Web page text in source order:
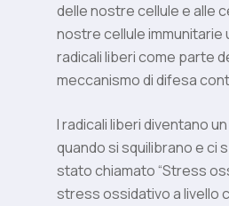
delle nostre cellule e alle
nostre cellule immunitarie
radicali liberi come parte
meccanismo di difesa
I radicali liberi diventano
quando si squilibrano e ci
stato chiamato “Stress
stress ossidativo a livello